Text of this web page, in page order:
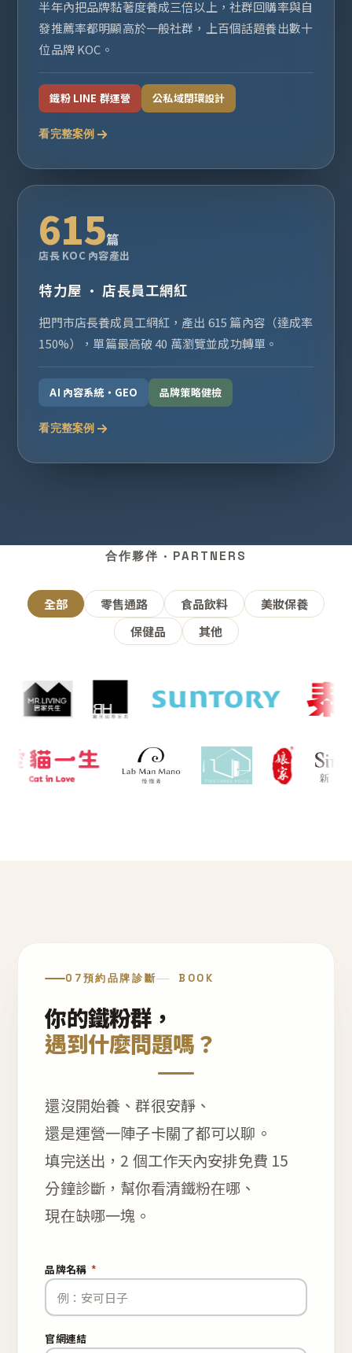
半年內把品牌黏著度養成三倍以上，社群回購率與自
發推薦率都明顯高於一般社群，上百個話題養出數十
位品牌 KOC。
鐵粉 LINE 群運營 公私域閉環設計
看完整案例
615篇
店長 KOC 內容產出
特力屋 · 店長員工網紅
把門市店長養成員工網紅，產出 615 篇內容（達成率
150%），單篇最高破 40 萬瀏覽並成功轉單。
AI 內容系統・GEO 品牌策略健檢
看完整案例
合作夥伴 · PARTNERS
全部 零售通路 食品飲料
美妝保養
保健品
其他
07預約品牌診斷 BOOK
你的鐵粉群，
遇到什麼問題嗎？
還沒開始養、群很安靜、
還是運營一陣子卡關了都可以聊。
填完送出，2 個工作天內安排免費 15
分鐘診斷，幫你看清鐵粉在哪、
現在缺哪一塊。
品牌名稱 *
官網連結